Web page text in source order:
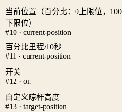
当前位置（百分比：0上限位，100
下限位）
#10 · current-position
百分比里程/10秒
#11 · current-position
开关
#12 · on
自定义晾杆高度
#13 · target-position